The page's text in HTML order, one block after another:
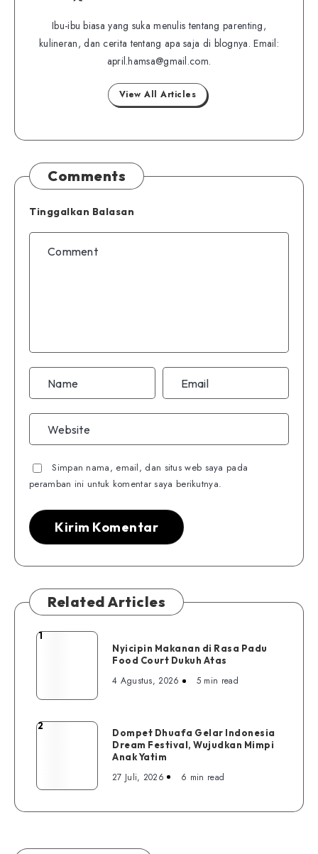
on
me
on
Facebook
Ibu-ibu biasa yang suka menulis tentang parenting,
kulineran, dan cerita tentang apa saja di blognya. Email:
april.hamsa@gmail.com.
View All Articles
Comments
Tinggalkan Balasan
Simpan nama, email, dan situs web saya pada
peramban ini untuk komentar saya berikutnya.
Related Articles
Nyicipin
Food
1
Nyicipin Makanan di Rasa Padu
Food Court Dukuh Atas
4 Agustus, 2026 5 min read
Dompet
Festival,
2
Dompet Dhuafa Gelar Indonesia
Dream Festival, Wujudkan Mimpi
Anak Yatim
27 Juli, 2026 6 min read